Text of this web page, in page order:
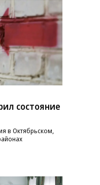
состояние
в Октябрьском,